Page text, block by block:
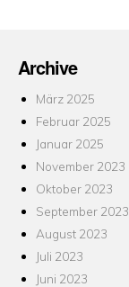
Archive
März 2025
Februar 2025
Januar 2025
November 2023
Oktober 2023
September 2023
August 2023
Juli 2023
Juni 2023